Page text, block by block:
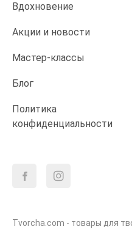
Вдохновение
Акции и новости
Мастер-классы
Блог
Политика
конфиденциальности
Tvorcha.com - товары для